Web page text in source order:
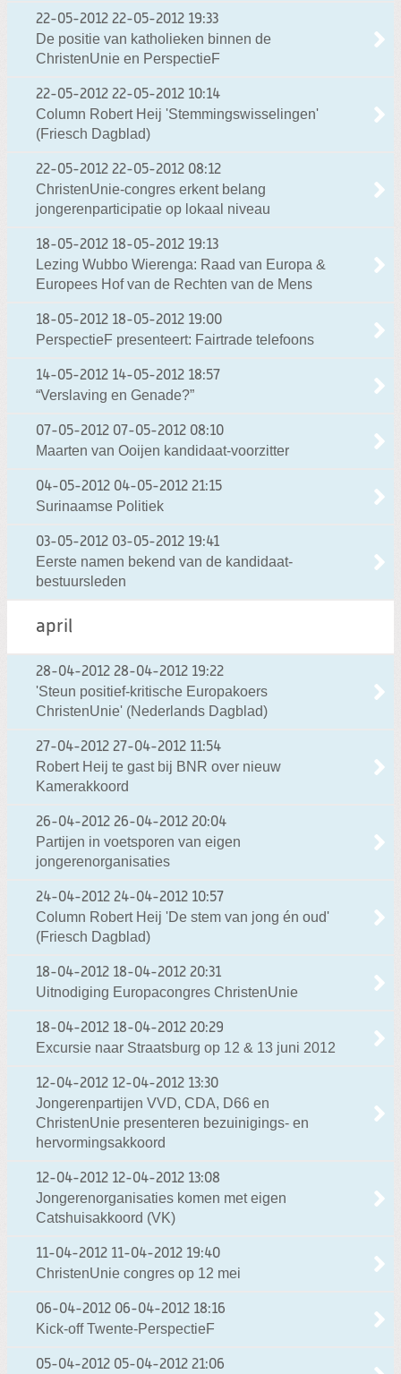
22-05-2012 22-05-2012 19:33
De positie van katholieken binnen de
ChristenUnie en PerspectieF
22-05-2012 22-05-2012 10:14
Column Robert Heij 'Stemmingswisselingen'
(Friesch Dagblad)
22-05-2012 22-05-2012 08:12
ChristenUnie-congres erkent belang
jongerenparticipatie op lokaal niveau
18-05-2012 18-05-2012 19:13
Lezing Wubbo Wierenga: Raad van Europa &
Europees Hof van de Rechten van de Mens
18-05-2012 18-05-2012 19:00
PerspectieF presenteert: Fairtrade telefoons
14-05-2012 14-05-2012 18:57
“Verslaving en Genade?”
07-05-2012 07-05-2012 08:10
Maarten van Ooijen kandidaat-voorzitter
04-05-2012 04-05-2012 21:15
Surinaamse Politiek
03-05-2012 03-05-2012 19:41
Eerste namen bekend van de kandidaat-
bestuursleden
april
28-04-2012 28-04-2012 19:22
'Steun positief-kritische Europakoers
ChristenUnie' (Nederlands Dagblad)
27-04-2012 27-04-2012 11:54
Robert Heij te gast bij BNR over nieuw
Kamerakkoord
26-04-2012 26-04-2012 20:04
Partijen in voetsporen van eigen
jongerenorganisaties
24-04-2012 24-04-2012 10:57
Column Robert Heij 'De stem van jong én oud'
(Friesch Dagblad)
18-04-2012 18-04-2012 20:31
Uitnodiging Europacongres ChristenUnie
18-04-2012 18-04-2012 20:29
Excursie naar Straatsburg op 12 & 13 juni 2012
12-04-2012 12-04-2012 13:30
Jongerenpartijen VVD, CDA, D66 en
ChristenUnie presenteren bezuinigings- en
hervormingsakkoord
12-04-2012 12-04-2012 13:08
Jongerenorganisaties komen met eigen
Catshuisakkoord (VK)
11-04-2012 11-04-2012 19:40
ChristenUnie congres op 12 mei
06-04-2012 06-04-2012 18:16
Kick-off Twente-PerspectieF
05-04-2012 05-04-2012 21:06